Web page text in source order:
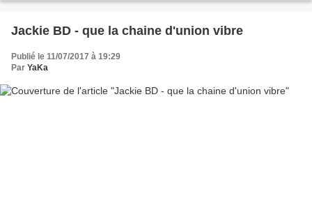
Jackie BD - que la chaine d'union vibre
Publié le 11/07/2017 à 19:29
Par YaKa